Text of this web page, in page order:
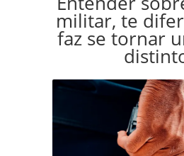
militar, te
faz se tornar